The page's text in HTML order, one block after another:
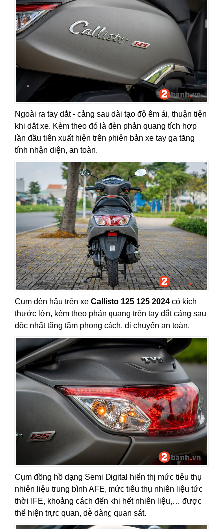
Ngoài ra tay dắt - cảng sau dài tạo độ êm ái, thuận tiện
khi dắt xe. Kèm theo đó là đèn phản quang tích hợp
lần đầu tiên xuất hiện trên phiên bản xe tay ga tăng
tính nhận diện, an toàn.
Cụm đèn hậu trên xe Callisto 125 125 2024 có kích
thước lớn, kèm theo phản quang trên tay dắt cảng sau
độc nhất tăng tầm phong cách, di chuyển an toàn.
Cụm đồng hồ dạng Semi Digital hiển thị mức tiêu thụ
nhiên liệu trung bình AFE, mức tiêu thụ nhiên liệu tức
thời IFE, khoảng cách đến khi hết nhiên liệu,… được
thể hiện trực quan, dễ dàng quan sát.